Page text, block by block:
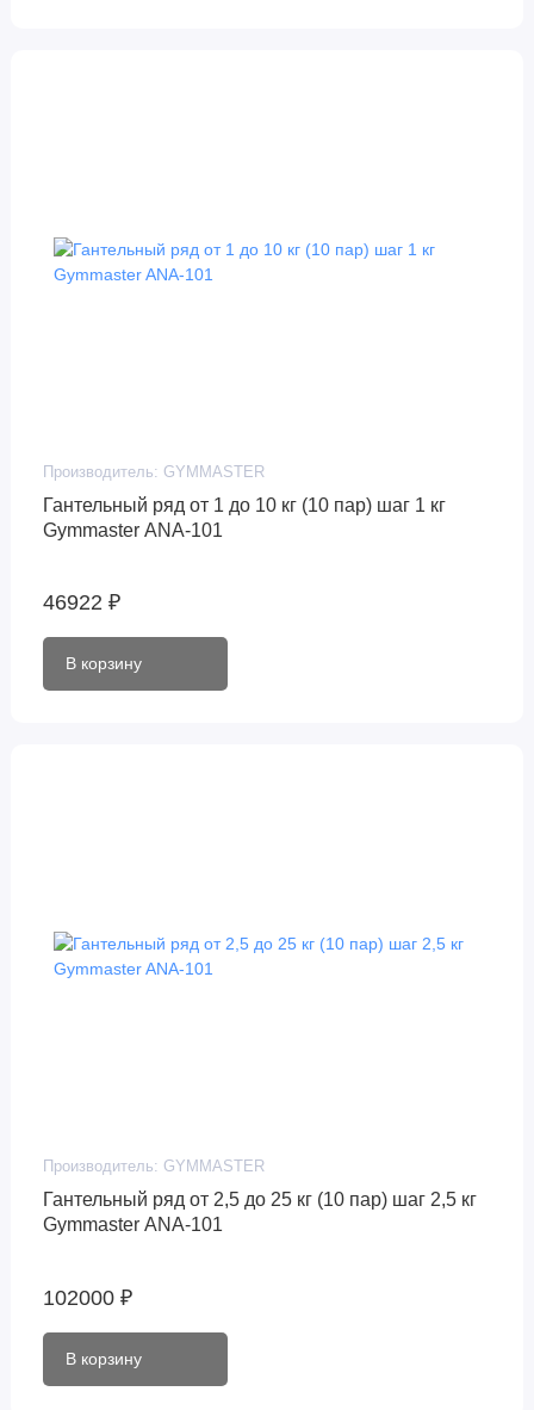
Производитель: GYMMASTER
Гантельный ряд от 1 до 10 кг (10 пар) шаг 1 кг
Gymmaster ANA-101
46922 ₽
В корзину
Производитель: GYMMASTER
Гантельный ряд от 2,5 до 25 кг (10 пар) шаг 2,5 кг
Gymmaster ANA-101
102000 ₽
В корзину